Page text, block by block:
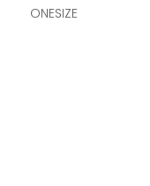
ONESIZE